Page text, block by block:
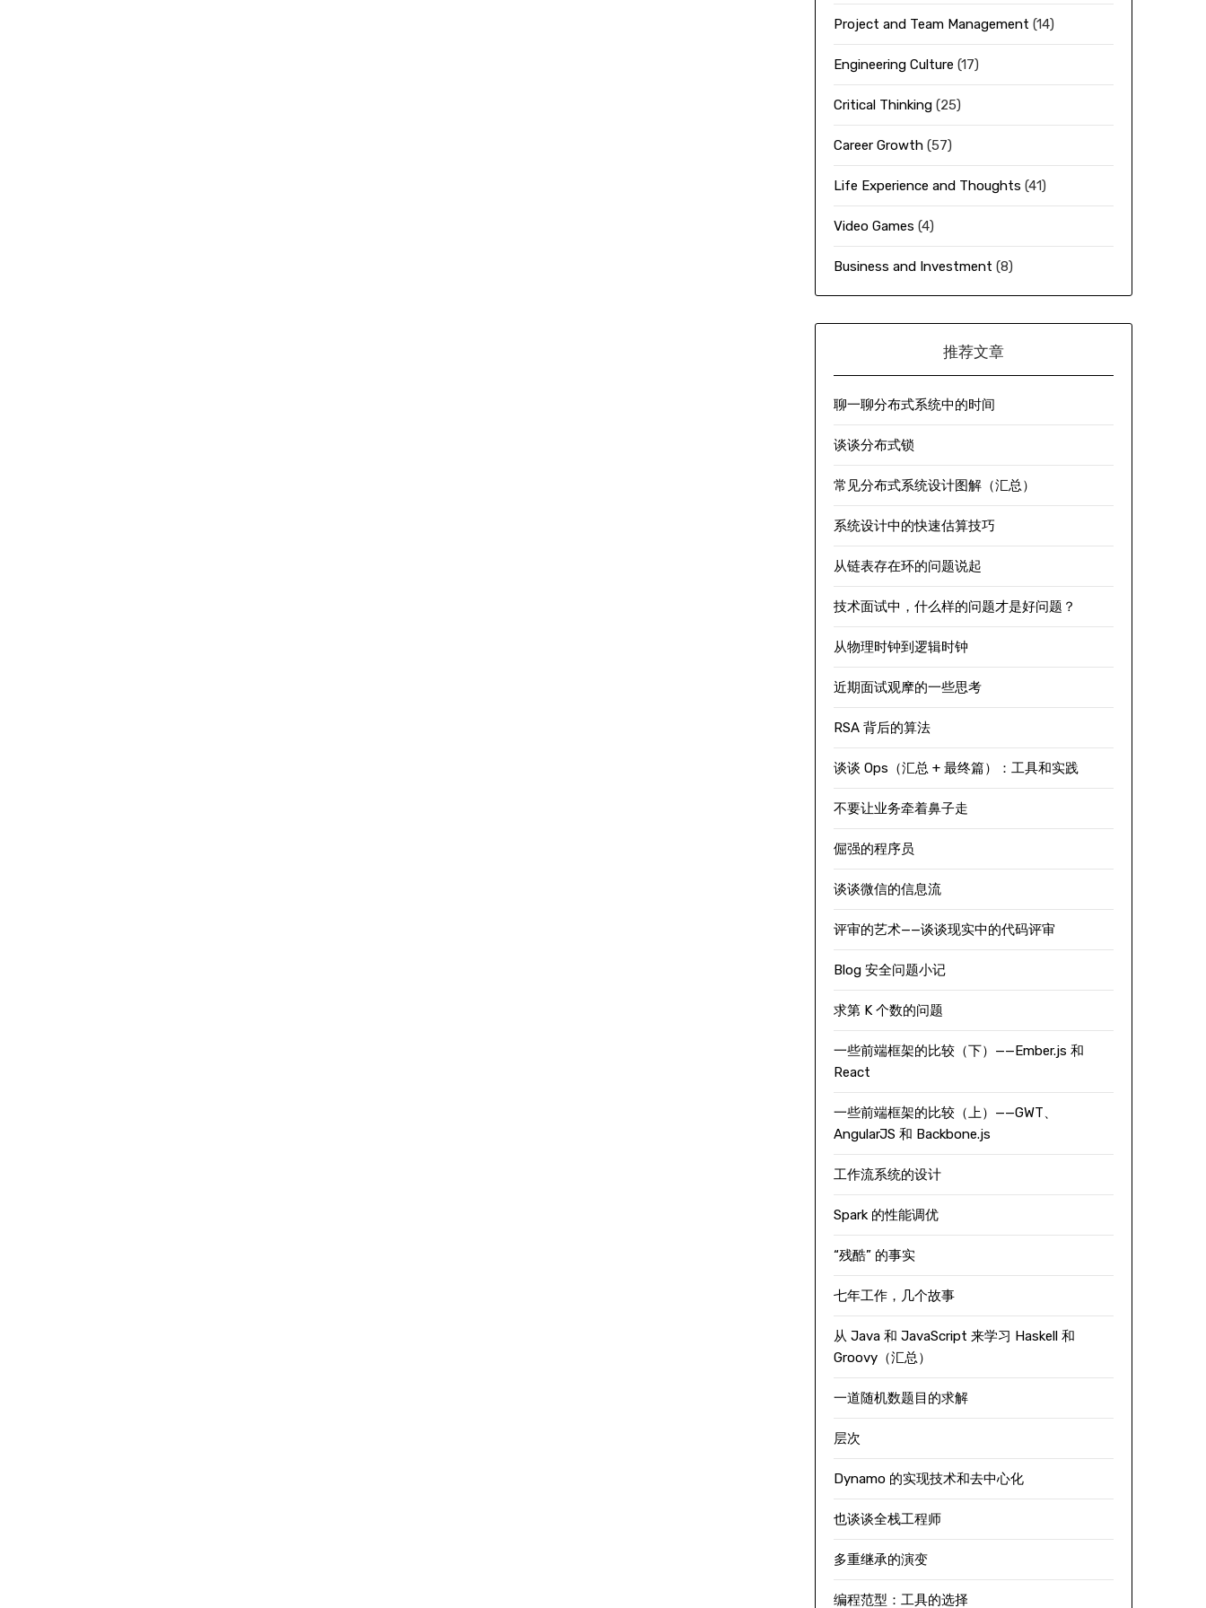
Project and Team Management (14)
Engineering Culture (17)
Critical Thinking(25)
Career Growth(57)
Life Experience and Thoughts (41)
Video Games (4)
Business and Investment (8)
推荐文章
聊一聊分布式系统中的时间
谈谈分布式锁
常见分布式系统设计图解（汇总）
系统设计中的快速估算技巧
从链表存在环的问题说起
技术面试中，什么样的问题才是好问题？
从物理时钟到逻辑时钟
近期面试观摩的一些思考
RSA 背后的算法
谈谈 Ops（汇总 + 最终篇）：工具和实践
不要让业务牵着鼻子走
倔强的程序员
谈谈微信的信息流
评审的艺术——谈谈现实中的代码评审
Blog 安全问题小记
求第 K 个数的问题
一些前端框架的比较（下）——Ember.js 和
React
一些前端框架的比较（上）——GWT、
AngularJS 和 Backbone.js
工作流系统的设计
Spark 的性能调优
“残酷” 的事实
七年工作，几个故事
从 Java 和 JavaScript 来学习 Haskell 和
Groovy（汇总）
一道随机数题目的求解
层次
Dynamo 的实现技术和去中心化
也谈谈全栈工程师
多重继承的演变
编程范型：工具的选择